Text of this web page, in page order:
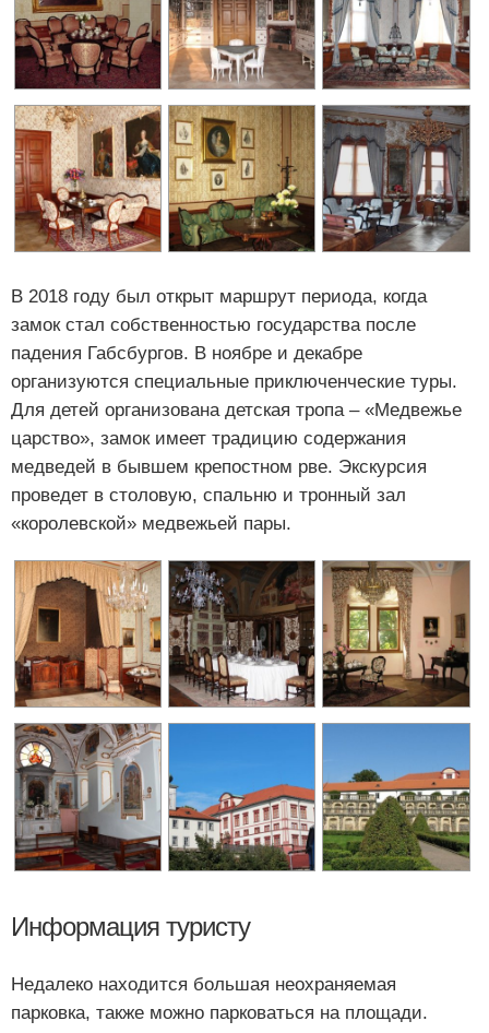
В 2018 году был открыт маршрут периода, когда
замок стал собственностью государства после
падения Габсбургов. В ноябре и декабре
организуются специальные приключенческие туры.
Для детей организована детская тропа – «Медвежье
царство», замок имеет традицию содержания
медведей в бывшем крепостном рве. Экскурсия
проведет в столовую, спальню и тронный зал
«королевской» медвежьей пары.
Информация туристу
Недалеко находится большая неохраняемая
парковка, также можно парковаться на площади.